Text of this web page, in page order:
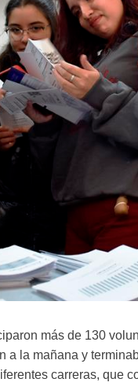
más de 130
a la mañana y
carreras, que